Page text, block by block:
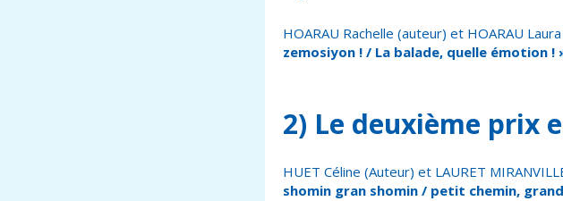
HOARAU Rachelle (auteur) et HOARAU
zemosiyon ! / La balade, quelle émotion !
2) Le deuxième prix
HUET Céline (Auteur) et LAURET
shomin gran shomin / petit chemin,